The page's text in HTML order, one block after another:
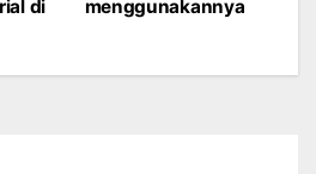
menggunakannya
di